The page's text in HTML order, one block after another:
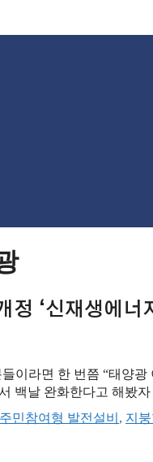
정 ‘신재생에너
이라면 한 번쯤 “태양
백날 완화한다고 해봤
규제 혁신에 지쳤기 때
이 다릅니다. 단순히 권
주민참여형 발전설비 , 지